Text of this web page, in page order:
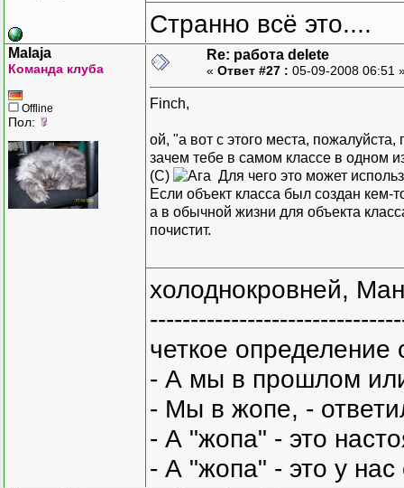
Странно всё это....
Malaja
Команда клуба
Offline
Пол:
Re: работа delete
« Ответ #27 : 05-09-2008 06:51
Finch,
ой, "а вот с этого места,
зачем тебе в самом классе в одном
(С)
Для чего это может
Если объект класса был создан
а в обычной жизни для объекта
почистит.
холоднокровней,
четкое
- А мы в прошлом
- Мы в жопе, -
- А "жопа" - это
- А "жопа" - это у